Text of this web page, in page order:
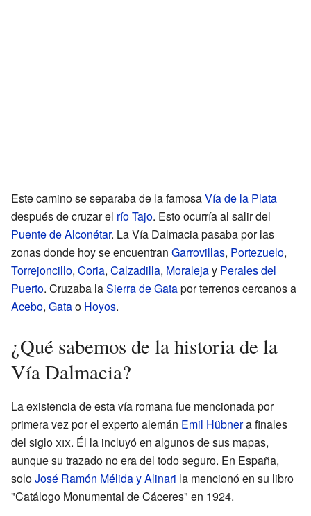
Este camino se separaba de la famosaVía de la Plata
después de cruzar el río Tajo. Esto ocurría al salir del
Puente de Alconétar. La Vía Dalmacia pasaba por las
zonas donde hoy se encuentran Garrovillas, Portezuelo,
Torrejoncillo, Coria, Calzadilla, Moralejay Perales del
Puerto. Cruzaba laSierra de Gatapor terrenos cercanos a
Acebo, Gatao Hoyos.
¿Qué sabemos de la historia de la
Vía Dalmacia?
La existencia de esta vía romana fue mencionada por
primera vez por el experto alemán Emil Hübnera finales
del sigloxix. Él la incluyó en algunos de sus mapas,
aunque su trazado no era del todo seguro. En España,
soloJosé Ramón Mélida y Alinari la mencionó en su libro
"Catálogo Monumental de Cáceres" en 1924.